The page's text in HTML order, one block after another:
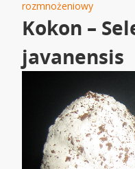
rozmnożeniowy
Kokon –
javanensis